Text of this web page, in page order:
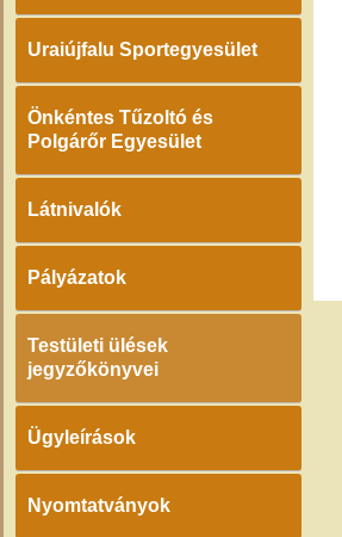
Uraiújfalu Sportegyesület
Önkéntes Tűzoltó és
Polgárőr Egyesület
Látnivalók
Pályázatok
Testületi ülések
jegyzőkönyvei
Ügyleírások
Nyomtatványok